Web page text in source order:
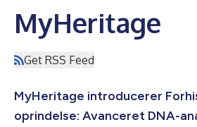
MyHeritage
Get RSS Feed
MyHeritage introducerer
oprindelse: Avanceret DNA-